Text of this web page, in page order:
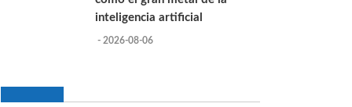
inteligencia artificial
- 2026-08-06